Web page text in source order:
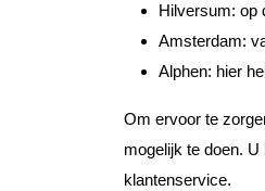
Hilversum: op
Amsterdam:
Alphen: hier
Om ervoor te
mogelijk te doen.
klantenservice.